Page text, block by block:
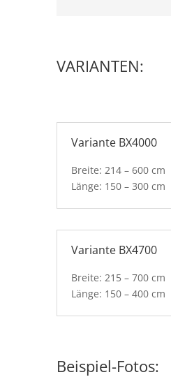
VARIANTEN:
Variante BX4000
Breite: 214 – 600 cm
Länge: 150 – 300 cm
Variante BX4700
Breite: 215 – 700 cm
Länge: 150 – 400 cm
Beispiel-Fotos: